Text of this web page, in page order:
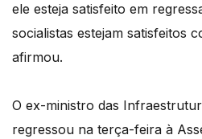
ele esteja satisfeito em
socialistas estejam satisfeitos
afirmou.
O ex-ministro das
regressou na terça-feira à